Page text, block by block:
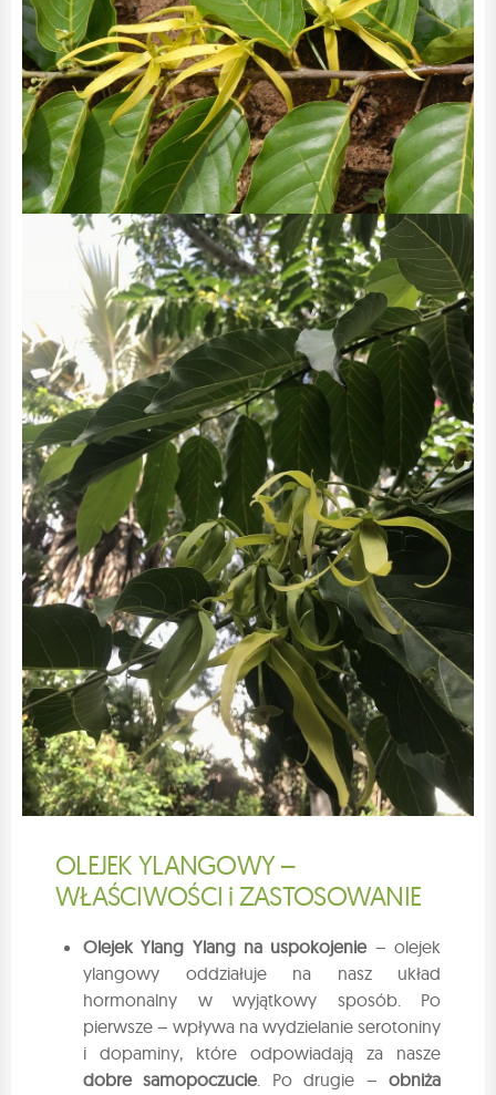
OLEJEK YLANGOWY –
WŁAŚCIWOŚCI i ZASTOSOWANIE
Olejek Ylang Ylang na uspokojenie– olejek
ylangowy oddziałuje na nasz układ
hormonalny w wyjątkowy sposób. Po
pierwsze – wpływa na wydzielanie serotoniny
i dopaminy, które odpowiadają za nasze
dobre samopoczucie. Po drugie –obniża